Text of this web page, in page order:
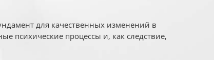
для качественных изменений в
психические процессы и, как следствие,